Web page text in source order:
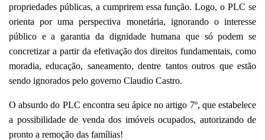
propriedades públicas, a cumprirem essa função. Logo, o PLC se
orienta por uma perspectiva monetária, ignorando o interesse
público e a garantia da dignidade humana que só podem se
concretizar a partir da efetivação dos direitos fundamentais, como
moradia, educação, saneamento, dentre tantos outros que estão
sendo ignorados pelo governo Claudio Castro.
O absurdo do PLC encontra seu ápice no artigo 7º, que estabelece
a possibilidade de venda dos imóveis ocupados, autorizando de
pronto a remoção das famílias!